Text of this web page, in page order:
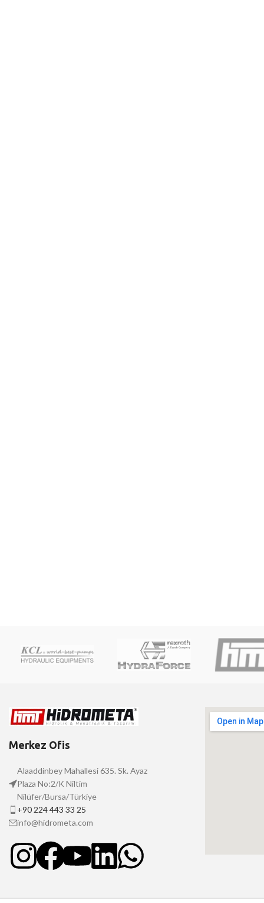
Merkez Ofis
Alaaddinbey Mahallesi 635. Sk. Ayaz
Plaza No:2/K Niltim
Nilüfer/Bursa/Türkiye
+90 224 443 33 25
info@hidrometa.com